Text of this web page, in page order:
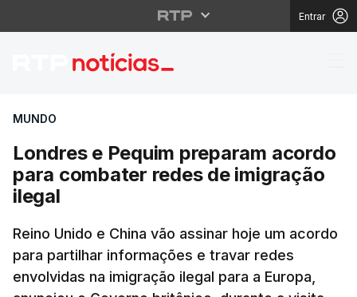
Entrar
Londres e Pequim
MUNDO
Londres e Pequim preparam acordo
para combater redes de imigração
ilegal
Reino Unido e China vão assinar hoje um acordo
para partilhar informações e travar redes
envolvidas na imigração ilegal para a Europa,